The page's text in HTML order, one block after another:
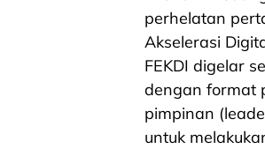
perhelatan
Akselerasi
FEKDI digelar
dengan format
pimpinan
untuk